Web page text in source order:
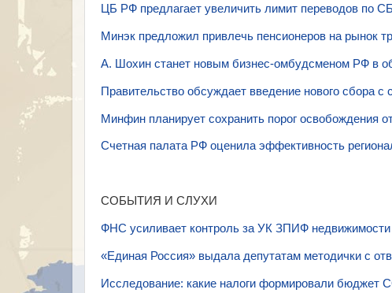
ЦБ РФ предлагает увеличить лимит переводов по
Минэк предложил привлечь пенсионеров на рынок
А. Шохин станет новым бизнес-омбудсменом РФ в
Правительство обсуждает введение нового сбора с
Минфин планирует сохранить порог освобождения
Счетная палата РФ оценила эффективность
СОБЫТИЯ И СЛУХИ
ФНС усиливает контроль за УК ЗПИФ недвижимости
«Единая Россия» выдала депутатам методички с
Исследование: какие налоги формировали